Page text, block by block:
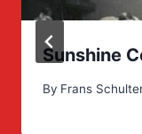
Sunshine
By Frans